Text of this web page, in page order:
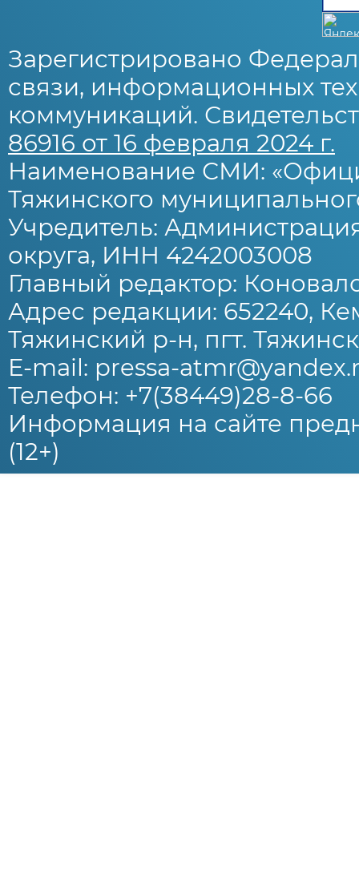
Зарегистрировано
связи, информационных
коммуникаций.
86916 от 16 февраля 2024 г.
Наименование СМИ:
Тяжинского
Учредитель:
округа, ИНН 4242003008
Главный редактор:
Адрес редакции: 652240,
Тяжинский р-н, пгт.
E-mail: pressa-
Телефон: +7(38449)28-8-66
Информация на сайте
(12+)